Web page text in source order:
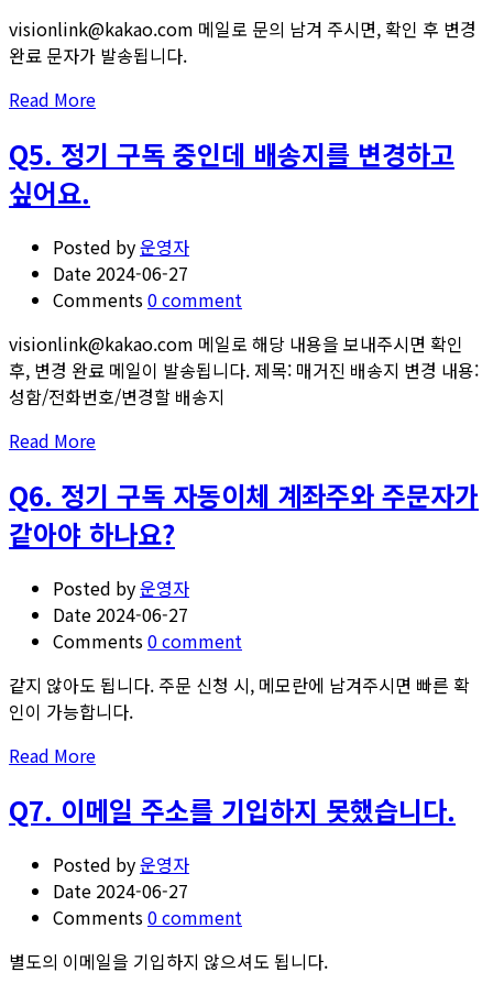
신
청
는
완
료
메
지
않
아
visionlink@kakao.com 메일로 문의 남겨 주시면, 확인 후 변경
완료 문자가 발송됩니다.
Read
about
Q4.
정
인
데
자
이
계
좌
를
싶
어
Read More
Q5. 정기 구독 중인데 배송지를 변경하고
싶어요.
Posted by운영자
Date 2024-06-27
Comments0 comment
visionlink@kakao.com 메일로 해당 내용을 보내주시면 확인
후, 변경 완료 메일이 발송됩니다. 제목: 매거진 배송지 변경 내용:
성함/전화번호/변경할 배송지
Read
about
Q5.
정
인
데
배
송
를
변
어
Read More
Q6. 정기 구독 자동이체 계좌주와 주문자가
같아야 하나요?
Posted by운영자
Date 2024-06-27
Comments0 comment
같지 않아도 됩니다. 주문 신청 시, 메모란에 남겨주시면 빠른 확
인이 가능합니다.
Read
about
Q6.
자
Read More
Q7. 이메일 주소를 기입하지 못했습니다.
Posted by운영자
Date 2024-06-27
Comments0 comment
별도의 이메일을 기입하지 않으셔도 됩니다.